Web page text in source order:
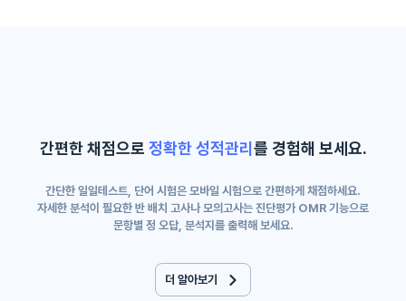
간편한 채점으로 정확한 성적관리를 경험해 보세요.
간단한 일일테스트, 단어 시험은 모바일 시험으로 간편하게 채점하세요.
자세한 분석이 필요한 반 배치 고사나 모의고사는 진단평가 OMR 기능으로
문항별 정 오답, 분석지를 출력해 보세요.
더 알아보기